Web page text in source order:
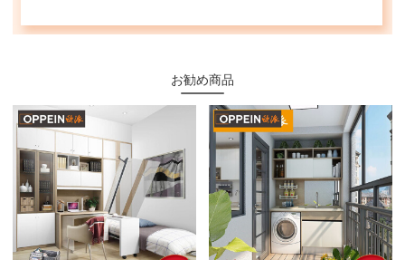
お勧め商品